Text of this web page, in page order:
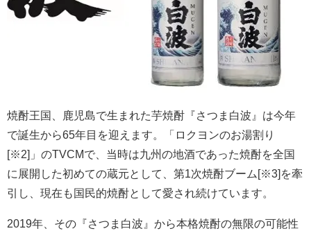
焼酎王国、鹿児島で生まれた芋焼酎『さつま白波』は今年
で誕生から65年目を迎えます。「ロクヨンのお湯割り
[※2]」のTVCMで、当時は九州の地酒であった焼酎を全国
に展開した初めての蔵元として、第1次焼酎ブーム[※3]を牽
引し、現在も国民的焼酎として愛され続けています。
2019年、その『さつま白波』から本格焼酎の無限の可能性